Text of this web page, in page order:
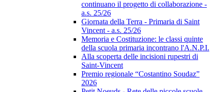
continuano il progetto di collaborazione -
a.s. 25/26
Giornata della Terra - Primaria di Saint
Vincent - a.s. 25/26
Memoria e Costituzione: le classi quinte
della scuola primaria incontrano l'A.N.P.I.
Alla scoperta delle incisioni rupestri di
Saint-Vincent
Premio regionale “Costantino Soudaz”
2026